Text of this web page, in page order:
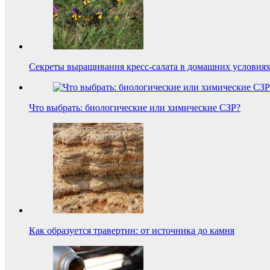
Секреты выращивания кресс-салата в домашних
Что выбрать: биологические или химические СЗР?
Как образуется травертин: от источника до камня